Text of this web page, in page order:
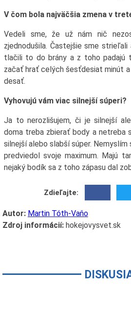
V čom bola najväčšia zmena v
Vedeli sme, že už nám nič
zjednodušila. Častejšie sme strieľali
tlačili to do brány a z toho padajú
začať hrať celých šesťdesiat minút
desať.
Vyhovujú vám viac silnejší súperi?
Ja to nerozlišujem, či je silnejší
doma treba zbierať body a netreba
silnejší alebo slabší súper.
predviedol svoje maximum. Majú
nejaký bodík sa z toho zápasu dal
Zdieľajte:
Autor: Martin Tóth-Vaňo
Zdroj informácií:hokejovysvet.sk